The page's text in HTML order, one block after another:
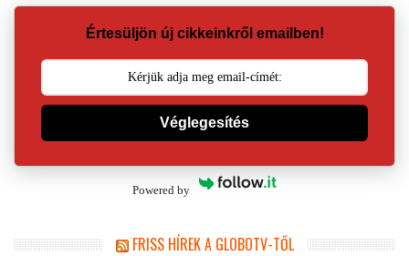
Értesüljön új cikkeinkről emailben!
Véglegesítés
Powered by
FRISS HÍREK A GLOBOTV-TŐL